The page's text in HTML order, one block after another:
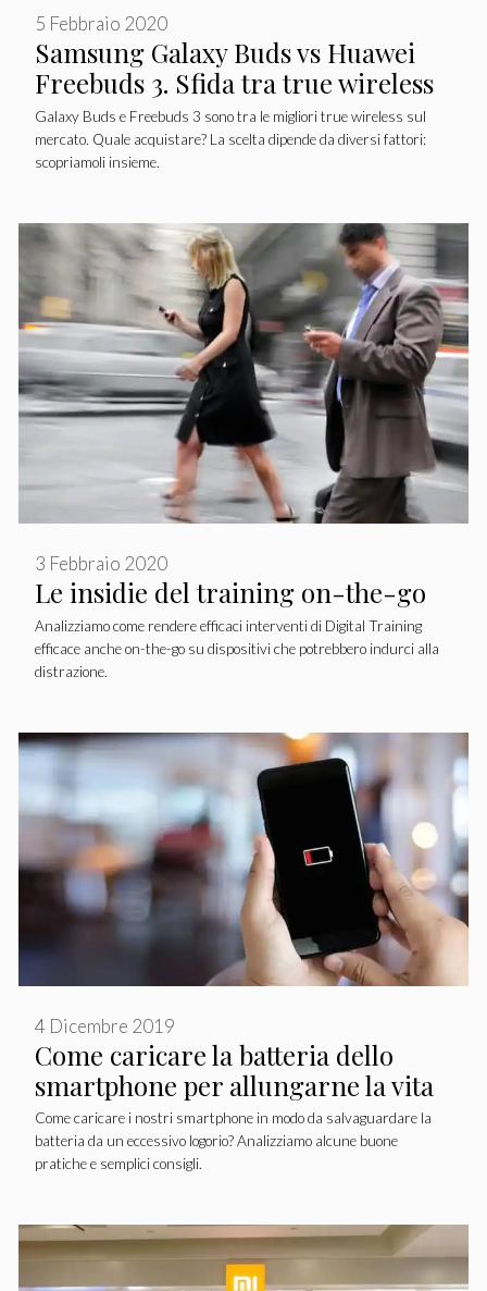
Samsung Galaxy Buds vs Huawei
Freebuds 3. Sfida tra true wireless
5 Febbraio 2020
Galaxy Buds e Freebuds 3 sono tra le migliori true wireless sul
mercato. Quale acquistare? La scelta dipende da diversi fattori:
scopriamoli insieme.
Le insidie del training on-the-go
3 Febbraio 2020
Analizziamo come rendere efficaci interventi di Digital Training
efficace anche on-the-go su dispositivi che potrebbero indurci alla
distrazione.
Come caricare la batteria dello
smartphone per allungarne la vita
4 Dicembre 2019
Come caricare i nostri smartphone in modo da salvaguardare la
batteria da un eccessivo logorio? Analizziamo alcune buone
pratiche e semplici consigli.